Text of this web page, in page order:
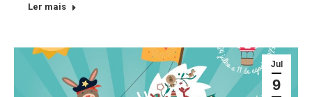
Ler mais
Jul
9